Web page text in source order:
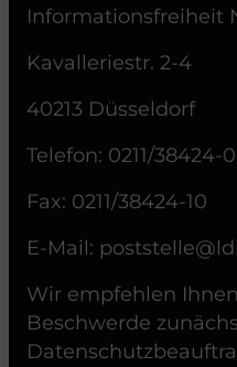
Informationsfreiheit
Kavalleriestr. 2-4
40213 Düsseldorf
Telefon: 0211/38424-0
Fax: 0211/38424-10
E-Mail:
Wir empfehlen
Beschwerde